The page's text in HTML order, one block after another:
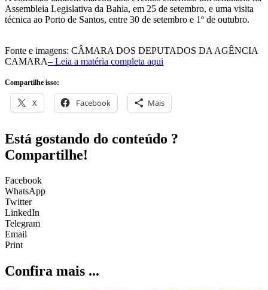
Assembleia Legislativa da Bahia, em 25 de setembro, e uma visita
técnica ao Porto de Santos, entre 30 de setembro e 1º de outubro.
Fonte e imagens: CÂMARA DOS DEPUTADOS DA AGÊNCIA
CAMARA– Leia a matéria completa aqui
Compartilhe isso:
X Facebook Mais
Está gostando do conteúdo ?
Compartilhe!
Facebook
WhatsApp
Twitter
LinkedIn
Telegram
Email
Print
Confira mais ...